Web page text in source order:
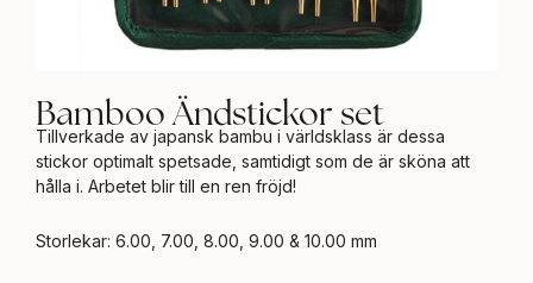
Bamboo Ändstickor set
Tillverkade av japansk bambu i världsklass är dessa
stickor optimalt spetsade, samtidigt som de är sköna att
hålla i. Arbetet blir till en ren fröjd!
Storlekar: 6.00, 7.00, 8.00, 9.00 & 10.00 mm